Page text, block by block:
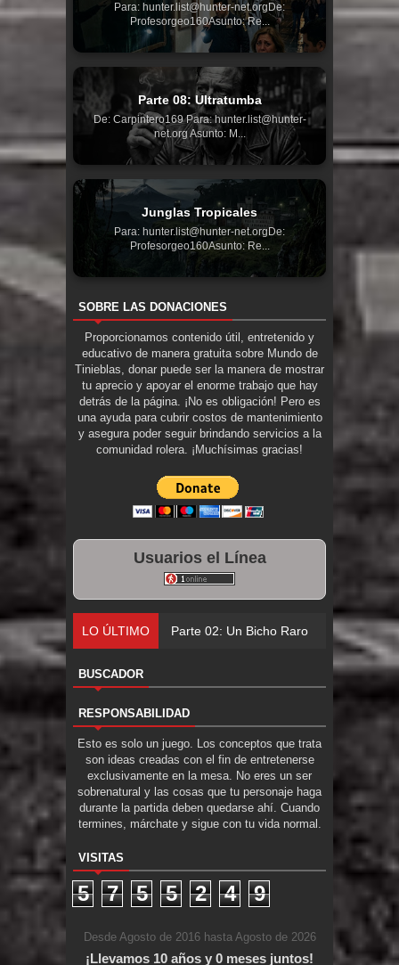
Para: hunter.list@hunter-net.orgDe:
Profesorgeo160Asunto: Re...
Parte 08: Ultratumba
De: Carpintero169 Para: hunter.list@hunter-
net.org Asunto: M...
Junglas Tropicales
Para: hunter.list@hunter-net.orgDe:
Profesorgeo160Asunto: Re...
SOBRE LAS DONACIONES
Proporcionamos contenido útil, entretenido y
educativo de manera gratuita sobre Mundo de
Tinieblas, donar puede ser la manera de mostrar
tu aprecio y apoyar el enorme trabajo que hay
detrás de la página. ¡No es obligación! Pero es
una ayuda para cubrir costos de mantenimiento
y asegura poder seguir brindando servicios a la
comunidad rolera. ¡Muchísimas gracias!
Usuarios el Línea
LO ÚLTIMO Parte 02: Un Bicho Raro
BUSCADOR
RESPONSABILIDAD
Esto es solo un juego. Los conceptos que trata
son ideas creadas con el fin de entretenerse
exclusivamente en la mesa. No eres un ser
sobrenatural y las cosas que tu personaje haga
durante la partida deben quedarse ahí. Cuando
termines, márchate y sigue con tu vida normal.
VISITAS
5 7 5 5 2 4 9
Desde Agosto de 2016 hasta Agosto de 2026
¡Llevamos 10 años y 0 meses juntos!